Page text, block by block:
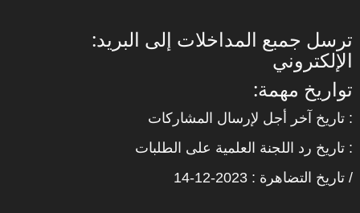
:ترسل جمبع المداخلات إلى البريد
الإلكتروني
:تواريخ مهمة
تاريخ آخر أجل لإرسال المشاركات :
تاريخ رد اللجنة العلمية على الطلبات :
تاريخ التضاهرة : 2023-12-14 /